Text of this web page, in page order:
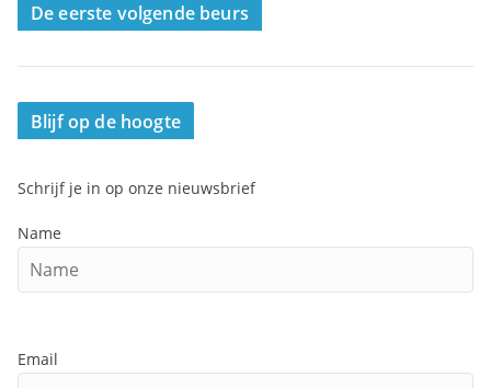
De eerste volgende beurs
Blijf op de hoogte
Schrijf je in op onze nieuwsbrief
Name
Email